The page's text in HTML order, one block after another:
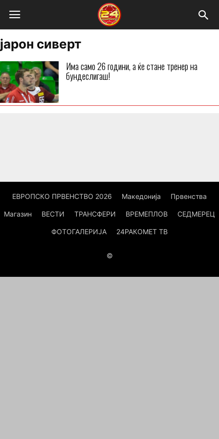
јарон сиверт
Има само 26 години, а ќе стане тренер на
бундеслигаш!
ЕВРОПСКО ПРВЕНСТВО 2026 Македонија Првенства
Магазин ВЕСТИ ТРАНСФЕРИ ВРЕМЕПЛОВ СЕДМЕРЕЦ
ФОТОГАЛЕРИЈА 24РАКОМЕТ ТВ
©